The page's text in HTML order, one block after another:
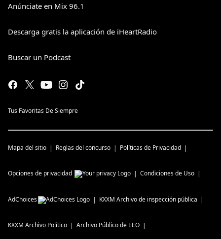
Anúnciate en Mix 96.1
Descarga gratis la aplicación de iHeartRadio
Buscar un Podcast
Tus Favoritas De Siempre
Mapa del sitio Reglas del concurso Políticas de Privacidad
Opciones de privacidad Condiciones de Uso
AdChoices KXXM Archivo de inspección pública
KXXM Archivo Político Archivo Público de EEO